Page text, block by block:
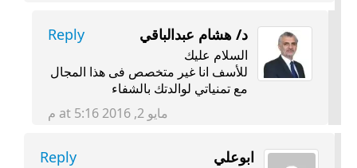
د/ هشام عبدالباقي Reply
السلام عليك
للأسف انا غير متخصص فى هذا المجال
مع تمنياتي لوالدتك بالشفاء
مايو 2, 2016 at 5:16 م
ابوعلي Reply